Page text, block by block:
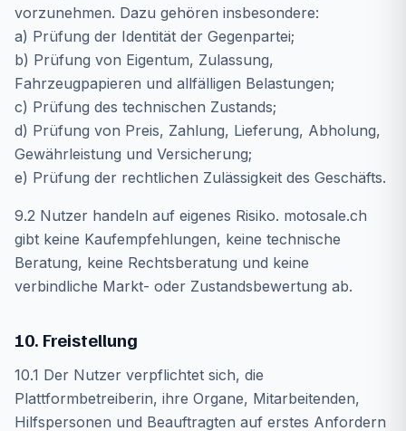
vorzunehmen. Dazu gehören insbesondere:
a) Prüfung der Identität der Gegenpartei;
b) Prüfung von Eigentum, Zulassung,
Fahrzeugpapieren und allfälligen Belastungen;
c) Prüfung des technischen Zustands;
d) Prüfung von Preis, Zahlung, Lieferung, Abholung,
Gewährleistung und Versicherung;
e) Prüfung der rechtlichen Zulässigkeit des Geschäfts.
9.2 Nutzer handeln auf eigenes Risiko. motosale.ch
gibt keine Kaufempfehlungen, keine technische
Beratung, keine Rechtsberatung und keine
verbindliche Markt- oder Zustandsbewertung ab.
10. Freistellung
10.1 Der Nutzer verpflichtet sich, die
Plattformbetreiberin, ihre Organe, Mitarbeitenden,
Hilfspersonen und Beauftragten auf erstes Anfordern